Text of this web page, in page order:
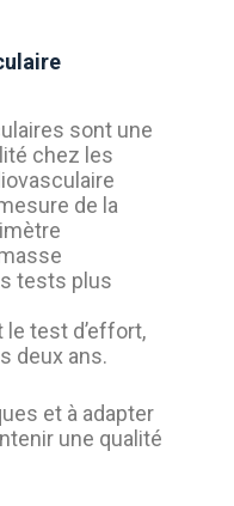
sont une
chez les
de la
tests plus
le test d’effort,
deux ans.
et à adapter
une qualité